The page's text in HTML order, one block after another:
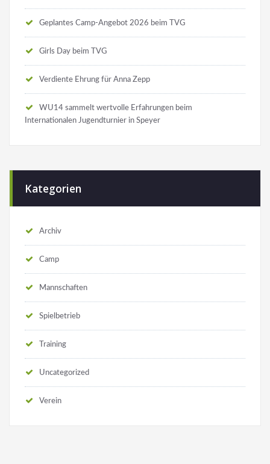
Geplantes Camp-Angebot 2026 beim TVG
Girls Day beim TVG
Verdiente Ehrung für Anna Zepp
WU14 sammelt wertvolle Erfahrungen beim
Internationalen Jugendturnier in Speyer
Kategorien
Archiv
Camp
Mannschaften
Spielbetrieb
Training
Uncategorized
Verein